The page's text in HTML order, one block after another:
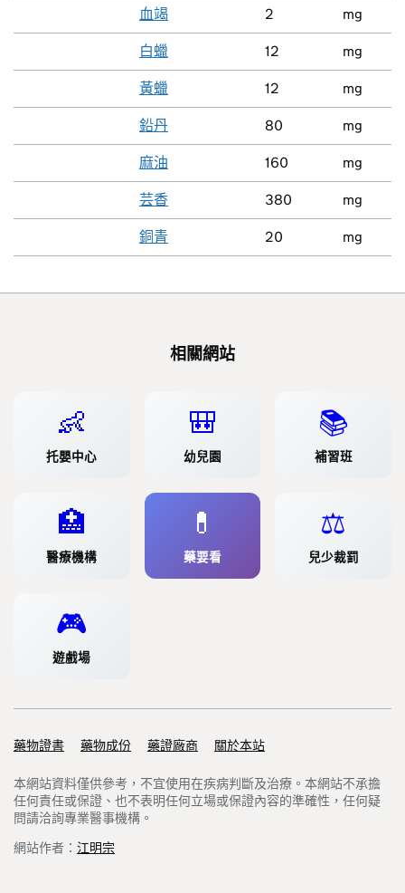
血竭 2 mg
白蠟 12 mg
黃蠟 12 mg
鉛丹 80 mg
麻油 160 mg
芸香 380 mg
銅青 20 mg
相關網站
👶
托嬰中心
🎒
幼兒園
📚
補習班
🏥
醫療機構
💊
藥要看
⚖️
兒少裁罰
🎮
遊戲場
Support links
藥物證書 藥物成份 藥證廠商 關於本站
本網站資料僅供參考，不宜使用在疾病判斷及治療。本網站不承擔
任何責任或保證、也不表明任何立場或保證內容的準確性，任何疑
問請洽詢專業醫事機構。
網站作者： 江明宗